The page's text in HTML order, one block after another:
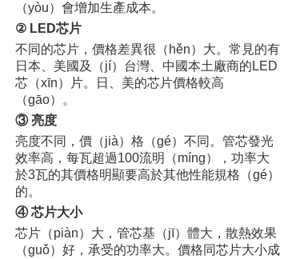
（yòu）會增加生產成本。
② LED芯片
不同的芯片，價格差異很（hěn）大。常見的有
日本、美國及（jí）台灣、中國本土廠商的LED
芯（xīn）片。日、美的芯片價格較高
（gāo）。
③ 亮度
亮度不同，價（jià）格（gé）不同。管芯發光
效率高，每瓦超過100流明（míng），功率大
於3瓦的其價格明顯要高於其他性能規格（gé）
的。
④ 芯片大小
芯片（piàn）大，管芯基（jī）體大，散熱效果
（guǒ）好，承受的功率大。價格同芯片大小成